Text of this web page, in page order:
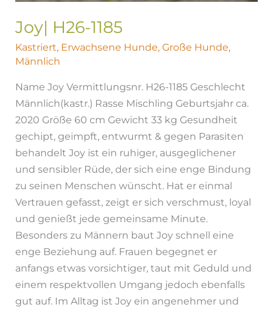
Joy| H26-1185
Kastriert, Erwachsene Hunde,Große Hunde,
Männlich
Name Joy Vermittlungsnr. H26-1185 Geschlecht
Männlich(kastr.) Rasse Mischling Geburtsjahr ca.
2020 Größe 60 cm Gewicht 33 kg Gesundheit
gechipt, geimpft, entwurmt & gegen Parasiten
behandelt Joy ist ein ruhiger, ausgeglichener
und sensibler Rüde, der sich eine enge Bindung
zu seinen Menschen wünscht. Hat er einmal
Vertrauen gefasst, zeigt er sich verschmust, loyal
und genießt jede gemeinsame Minute.
Besonders zu Männern baut Joy schnell eine
enge Beziehung auf. Frauen begegnet er
anfangs etwas vorsichtiger, taut mit Geduld und
einem respektvollen Umgang jedoch ebenfalls
gut auf. Im Alltag ist Joy ein angenehmer und